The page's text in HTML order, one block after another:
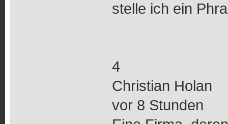
stelle ich ein
4
Christian Holan
vor 8 Stunden